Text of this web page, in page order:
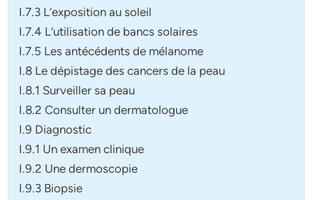
I.7.3 L’exposition au soleil
I.7.4 L’utilisation de bancs solaires
I.7.5 Les antécédents de mélanome
I.8 Le dépistage des cancers de la peau
I.8.1 Surveiller sa peau
I.8.2 Consulter un dermatologue
I.9 Diagnostic
I.9.1 Un examen clinique
I.9.2 Une dermoscopie
I.9.3 Biopsie